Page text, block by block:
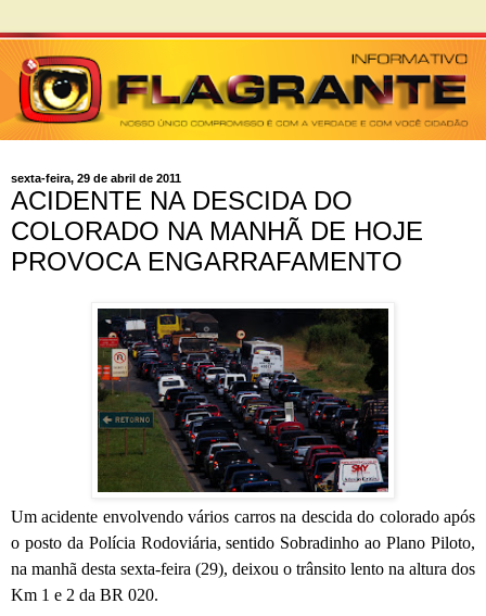
sexta-feira, 29 de abril de 2011
ACIDENTE NA DESCIDA DO
COLORADO NA MANHÃ DE HOJE
PROVOCA ENGARRAFAMENTO
Um acidente envolvendo vários carros na descida do colorado após
o posto da Polícia Rodoviária, sentido Sobradinho ao Plano Piloto,
na manhã desta sexta-feira (29), deixou o trânsito lento na altura dos
Km 1 e 2 da BR 020.